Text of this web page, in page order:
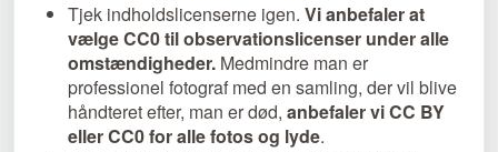
Tjek indholdslicenserne igen. Vi anbefaler at
vælge CC0 til observationslicenser under alle
omstændigheder. Medmindre man er
professionel fotograf med en samling, der vil blive
håndteret efter, man er død, anbefaler vi CC BY
eller CC0 for alle fotos og lyde.